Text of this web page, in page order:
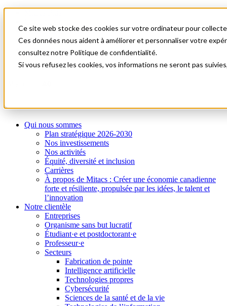
Ce site web stocke des cookies sur votre ordinateur pour
Ces données nous aident à améliorer et personnaliser votre
consultez notre Politique de confidentialité.
Si vous refusez les cookies, vos informations ne seront pas
Nouvelles et événements
English
Commençons!
Qui nous sommes
Plan stratégique 2026-2030
Nos investissements
Nos activités
Équité, diversité et inclusion
Carrières
À propos de Mitacs : Créer une économie canadienne
forte et résiliente, propulsée par les idées, le talent et
l’innovation
Notre clientèle
Entreprises
Organisme sans but lucratif
Étudiant·e et postdoctorant·e
Professeur·e
Secteurs
Fabrication de pointe
Intelligence artificielle
Technologies propres
Cybersécurité
Sciences de la santé et de la vie